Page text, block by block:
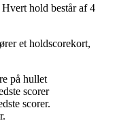
hold består af 4
et holdscorekort,
på hullet
scorer
scorer.